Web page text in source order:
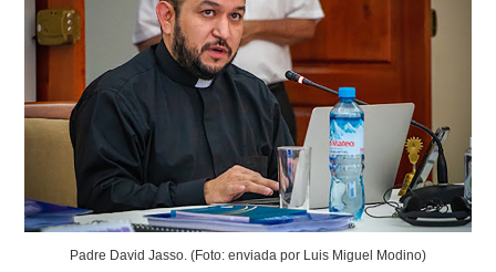
Padre David Jasso. (Foto: enviada por Luis Miguel Modino)